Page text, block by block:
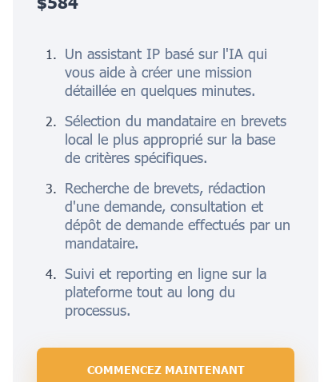
Un assistant IP basé sur l'IA qui
vous aide à créer une mission
détaillée en quelques minutes.
Sélection du mandataire en brevets
local le plus approprié sur la base
de critères spécifiques.
Recherche de brevets, rédaction
d'une demande, consultation et
dépôt de demande effectués par un
mandataire.
Suivi et reporting en ligne sur la
plateforme tout au long du
processus.
COMMENCEZ MAINTENANT